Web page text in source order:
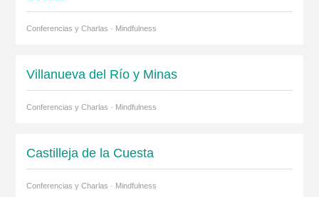
Conferencias y Charlas · Mindfulness
Villanueva del Río y Minas
Conferencias y Charlas · Mindfulness
Castilleja de la Cuesta
Conferencias y Charlas · Mindfulness